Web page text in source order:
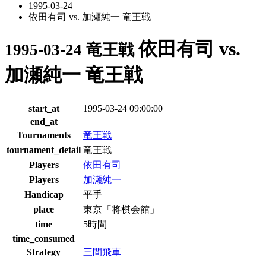
1995-03-24
依田有司 vs. 加瀬純一 竜王戦
1995-03-24 竜王戦依田有司 vs.
加瀬純一 竜王戦
start_at
1995-03-24 09:00:00
end_at
Tournaments
竜王戦
tournament_detail 竜王戦
Players
依田有司
Players
加瀬純一
Handicap
平手
place
東京「将棋会館」
time
5時間
time_consumed
Strategy
三間飛車